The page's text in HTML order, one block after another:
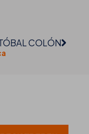
COLÓN
als nieuw